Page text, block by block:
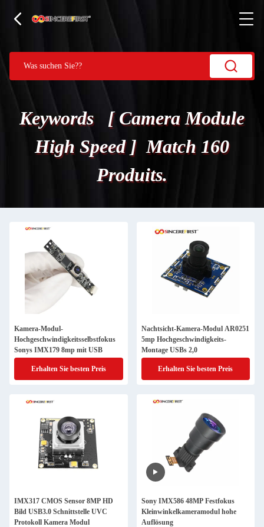
Keywords [ Camera Module
High Speed ] Match 160
Produits.
Kamera-Modul-
Hochgeschwindigkeitsselbstfokus
Sonys IMX179 8mp mit USB
Erhalten Sie besten Preis
Nachtsicht-Kamera-Modul AR0251
5mp Hochgeschwindigkeits-
Montage USBs 2,0
Erhalten Sie besten Preis
IMX317 CMOS Sensor 8MP HD
Bild USB3.0 Schnittstelle UVC
Protokoll Kamera Modul
Sony IMX586 48MP Festfokus
Kleinwinkelkameramodul hohe
Auflösung